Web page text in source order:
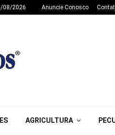
08/2026 Anuncie Conosco
AGRICULTURA